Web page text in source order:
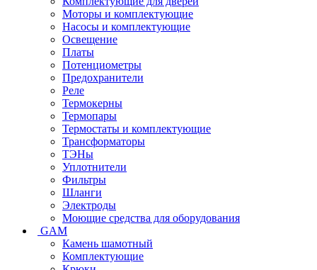
Моторы и комплектующие
Насосы и комплектующие
Освещение
Платы
Потенциометры
Предохранители
Реле
Термокерны
Термопары
Термостаты и комплектующие
Трансформаторы
ТЭНы
Уплотнители
Фильтры
Шланги
Электроды
Моющие средства для оборудования
GAM
Камень шамотный
Комплектующие